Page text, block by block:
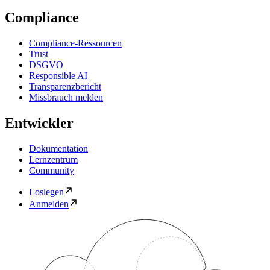
Compliance
Compliance-Ressourcen
Trust
DSGVO
Responsible AI
Transparenzbericht
Missbrauch melden
Entwickler
Dokumentation
Lernzentrum
Community
Loslegen
Anmelden